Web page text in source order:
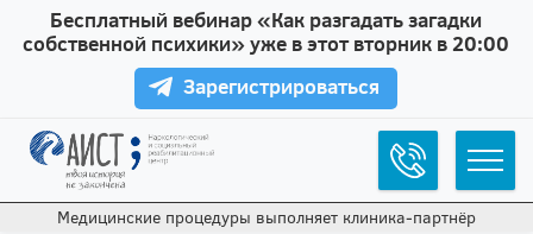
Бесплатный вебинар «Как разгадать загадки
собственной психики» уже в этот вторник в 20:00
Зарегистрироваться
Медицинские процедуры выполняет клиника‑партнёр